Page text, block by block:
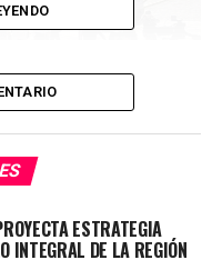
no están solos,
la Marina, con
Armenta que
pronta a los
ESTRATEGIA
INTEGRAL DE LA REGIÓN